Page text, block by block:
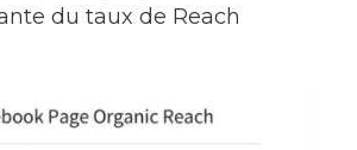
du taux de Reach